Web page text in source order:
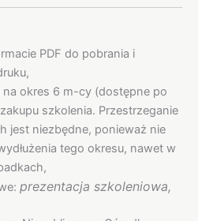
PDF do pobrania i
okres 6 m-cy (dostępne po
szkolenia. Przestrzeganie
jest niezbędne, ponieważ nie
tego okresu, nawet w
prezentacja szkoleniowa,